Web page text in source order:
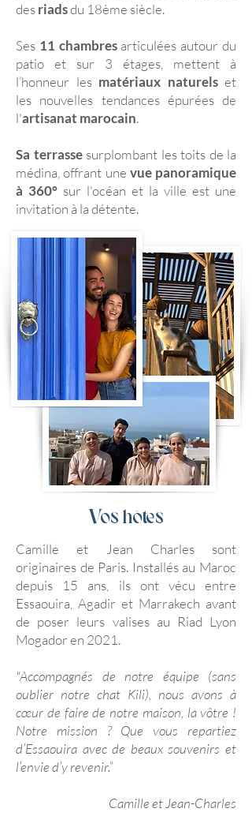
desriadsdu 18ème siècle.
Ses 11 chambres articulées autour du
patio et sur 3 étages, mettent à
l’honneur les matériaux naturelset
les nouvelles tendances épurées de
l'artisanat marocain.
Sa terrassesurplombant les toits de la
médina, offrant une vue panoramique
à 360° sur l'océan et la ville est une
invitation à la détente.
Vos hôtes
Camille et Jean Charles sont
originaires de Paris. Installés au Maroc
depuis 15 ans, ils ont vécu entre
Essaouira, Agadir et Marrakech avant
de poser leurs valises au Riad Lyon
Mogador en 2021.
"Accompagnés de notre équipe (sans
oublier notre chat Kili), nous avons à
cœur de faire de notre maison, la vôtre !
Notre mission ? Que vous repartiez
d’Essaouira avec de beaux souvenirs et
l’envie d’y revenir.”
Camille et Jean-Charles